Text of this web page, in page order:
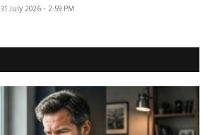
31 July 2026 - 2:59 PM